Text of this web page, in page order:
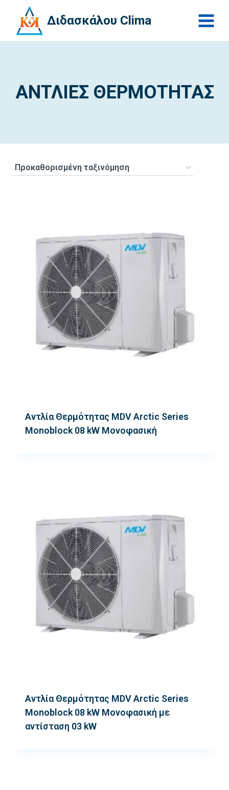
content
Διδασκάλου Clima
ΑΝΤΛΙΕΣ ΘΕΡΜΟΤΗΤΑΣ
Αντλία Θερμότητας MDV Arctic Series
Monoblock 08 kW Μονοφασική
Αντλία Θερμότητας MDV Arctic Series
Monoblock 08 kW Μονοφασική με
αντίσταση 03 kW